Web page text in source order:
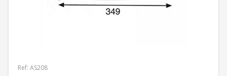
Ref: AS208